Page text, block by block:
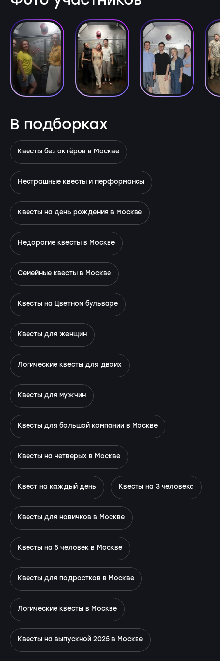
В подборках
Квесты без актёров в Москве
Нестрашные квесты и перформансы
Квесты на день рождения в Москве
Недорогие квесты в Москве
Семейные квесты в Москве
Квесты на Цветном бульваре
Квесты для женщин
Логические квесты для двоих
Квесты для мужчин
Квесты для большой компании в Москве
Квесты на четверых в Москве
Квест на каждый день Квесты на 3 человека
Квесты для новичков в Москве
Квесты на 5 человек в Москве
Квесты для подростков в Москве
Логические квесты в Москве
Квесты на выпускной 2025 в Москве